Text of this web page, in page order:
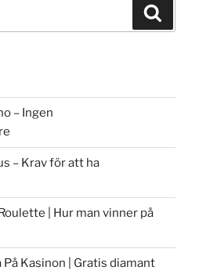
– Ingen
– Krav för att ha
| Hur man vinner på
Kasinon | Gratis diamant